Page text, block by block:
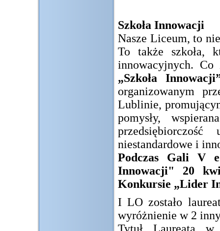
Szkoła Innowacji
Nasze Liceum, to
To także szkoła,
innowacyjnych. Co
„Szkoła
organizowanym
Lublinie,
pomysły,
niestandardowe i
Podczas Gali V
Innowacji" 20
Konkursie „Lider
I LO zostało
wyróżnienie w 2